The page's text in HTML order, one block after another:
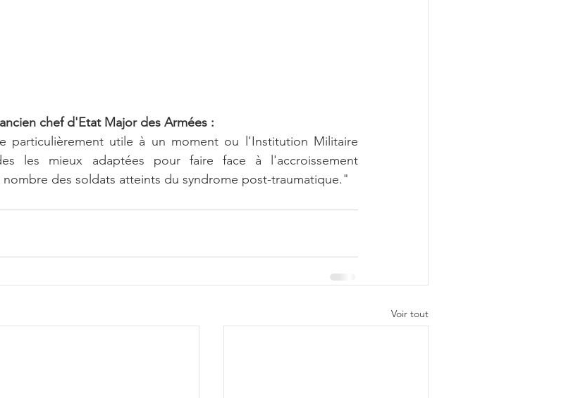
chef d'Etat Major des Armées :
particulièrement utile à un moment ou l'Institution Militaire
les mieux adaptées pour faire face à l'accroissement
des soldats atteints du syndrome post-traumatique."
Voir tout